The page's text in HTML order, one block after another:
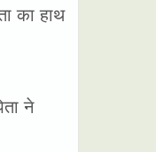
का हाथ
ने